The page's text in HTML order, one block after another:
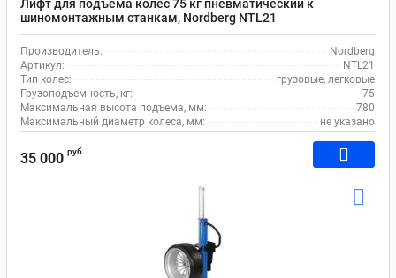
Лифт для подъема колес 75 кг пневматический к
шиномонтажным станкам, Nordberg NTL21
Производитель:
Nordberg
Артикул:
NTL21
Тип колес:
грузовые, легковые
Грузоподъемность, кг:
75
Максимальная высота подъема, мм:
780
Максимальный диаметр колеса, мм:
не указано
35 000 руб